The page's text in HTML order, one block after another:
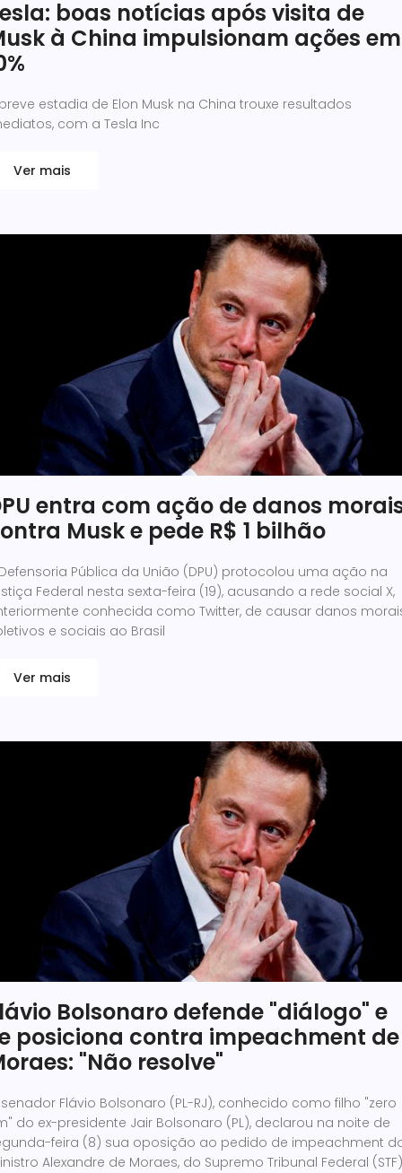
boas notícias após visita de
à China impulsionam ações em
estadia de Elon Musk na China trouxe resultados
com a Tesla Inc
Ver mais
entra com ação de danos
Musk e pede R$ 1 bilhão
Pública da União (DPU) protocolou uma ação na
Federal nesta sexta-feira (19), acusando a rede social X,
conhecida como Twitter, de causar danos
e sociais ao Brasil
Ver mais
Bolsonaro defende "diálogo" e
posiciona contra impeachment de
"Não resolve"
Flávio Bolsonaro (PL-RJ), conhecido como filho "zero
do ex-presidente Jair Bolsonaro (PL), declarou na noite de
feira (8) sua oposição ao pedido de impeachment
Alexandre de Moraes, do Supremo Tribunal Federal (STF)